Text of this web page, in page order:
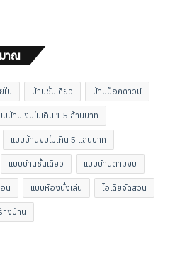
าณ
ใน บ้านชั้นเดียว บ้านน็อคดาวน์
บบ้าน งบไม่เกิน 1.5 ล้านบาท
แบบบ้านงบไม่เกิน 5 แสนบาท
แบบบ้านชั้นเดียว แบบบ้านตามงบ
น แบบห้องนั่งเล่น ไอเดียจัดสวน
างบ้าน